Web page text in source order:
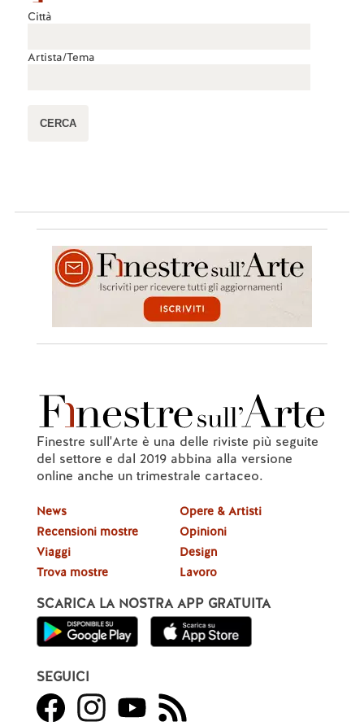
Città
Artista/Tema
Finestre sull'Arte è una delle riviste più seguite
del settore e dal 2019 abbina alla versione
online anche un trimestrale cartaceo.
News
Recensioni mostre
Viaggi
Trova mostre
Opere & Artisti
Opinioni
Design
Lavoro
SCARICA LA NOSTRA APP GRATUITA
SEGUICI